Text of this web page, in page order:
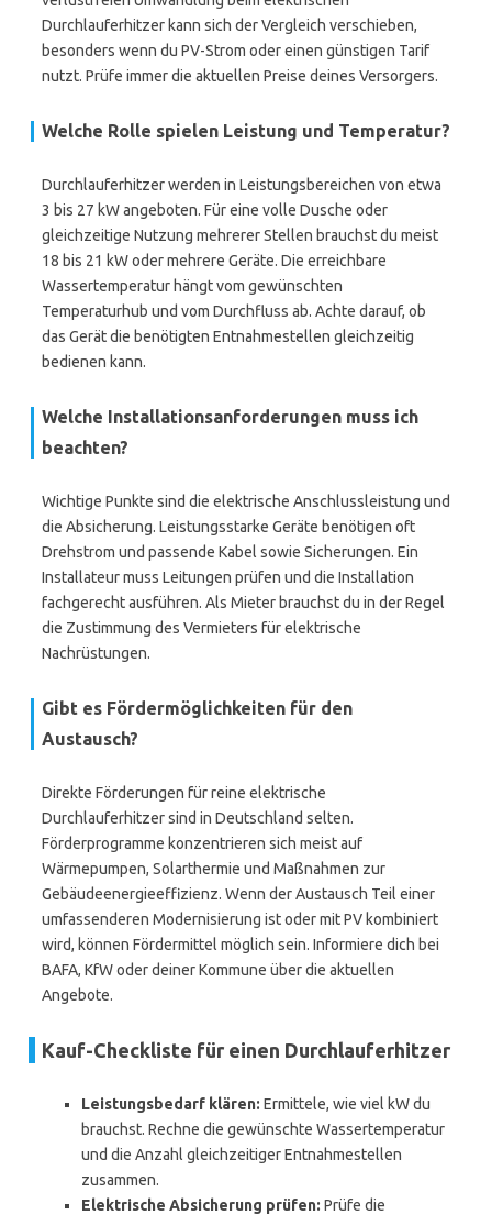
Durchlauferhitzer kann sich der Vergleich verschieben,
besonders wenn du PV-Strom oder einen günstigen Tarif
nutzt. Prüfe immer die aktuellen Preise deines Versorgers.
Welche Rolle spielen Leistung und Temperatur?
Durchlauferhitzer werden in Leistungsbereichen von etwa
3 bis 27 kW angeboten. Für eine volle Dusche oder
gleichzeitige Nutzung mehrerer Stellen brauchst du meist
18 bis 21 kW oder mehrere Geräte. Die erreichbare
Wassertemperatur hängt vom gewünschten
Temperaturhub und vom Durchfluss ab. Achte darauf, ob
das Gerät die benötigten Entnahmestellen gleichzeitig
bedienen kann.
Welche Installationsanforderungen muss ich
beachten?
Wichtige Punkte sind die elektrische Anschlussleistung und
die Absicherung. Leistungsstarke Geräte benötigen oft
Drehstrom und passende Kabel sowie Sicherungen. Ein
Installateur muss Leitungen prüfen und die Installation
fachgerecht ausführen. Als Mieter brauchst du in der Regel
die Zustimmung des Vermieters für elektrische
Nachrüstungen.
Gibt es Fördermöglichkeiten für den
Austausch?
Direkte Förderungen für reine elektrische
Durchlauferhitzer sind in Deutschland selten.
Förderprogramme konzentrieren sich meist auf
Wärmepumpen, Solarthermie und Maßnahmen zur
Gebäudeenergieeffizienz. Wenn der Austausch Teil einer
umfassenderen Modernisierung ist oder mit PV kombiniert
wird, können Fördermittel möglich sein. Informiere dich bei
BAFA, KfW oder deiner Kommune über die aktuellen
Angebote.
Kauf-Checkliste für einen Durchlauferhitzer
Leistungsbedarf klären: Ermittele, wie viel kW du
brauchst. Rechne die gewünschte Wassertemperatur
und die Anzahl gleichzeitiger Entnahmestellen
zusammen.
Elektrische Absicherung prüfen: Prüfe die